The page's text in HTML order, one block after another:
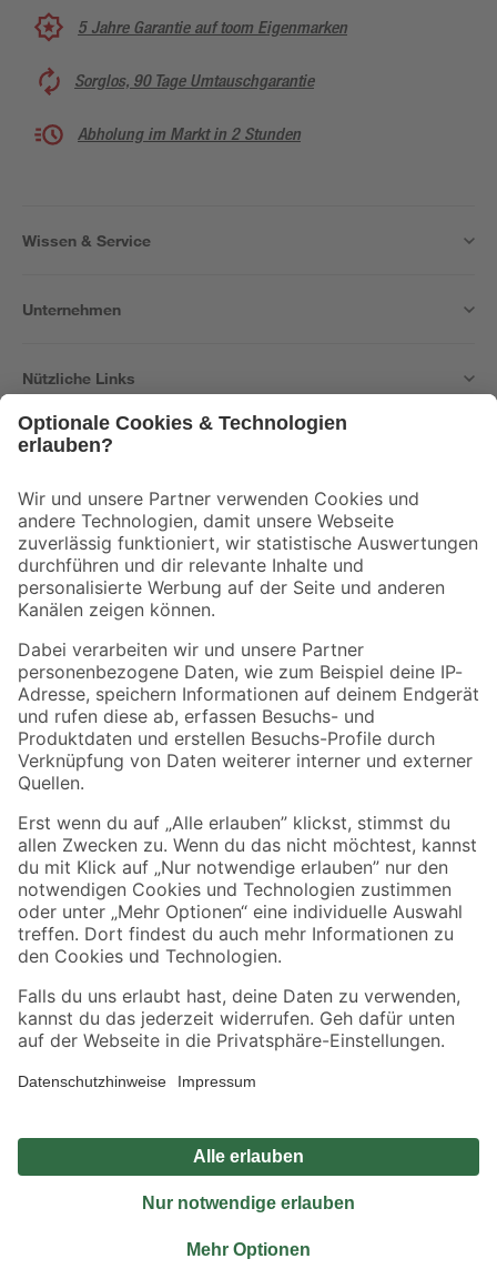
5 Jahre Garantie auf toom Eigenmarken
Sorglos, 90 Tage Umtauschgarantie
Abholung im Markt in 2 Stunden
Wissen & Service
Unternehmen
Nützliche Links
Der toom Newsletter: Keine Angebote und Aktionen mehr verpassen!
Zur Newsletter Anmeldung
Folge uns
Zahlungsarten Versandarten
Sicher einkaufen
Jetzt die toom-App herunterladen
Alle Preisangaben in EUR inkl. gesetzl. MwSt.. Die dargestellten Angebote sind unter
Umständen nicht in allen Märkten verfügbar. Die angegebenen Verfügbarkeiten beziehen
Produkte nur solange der Vorrat reicht.
*Paketversand ab 59 € versandkostenfrei, gilt nicht für Artikel mit Speditionsversand, hier
Privatsphäre Impressum
Nutzungsbedingungen
Widerrufsrecht
Vertrag widerrufen
© 2026 toom Baumarkt GmbH